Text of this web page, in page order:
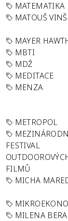
MATEMATIKA
MATOUŠ VINŠ
MAYER
MBTI
MDŽ
MEDITACE
MENZA
METROPOL
FESTIVAL
FILMŮ
MICHA
MILENA